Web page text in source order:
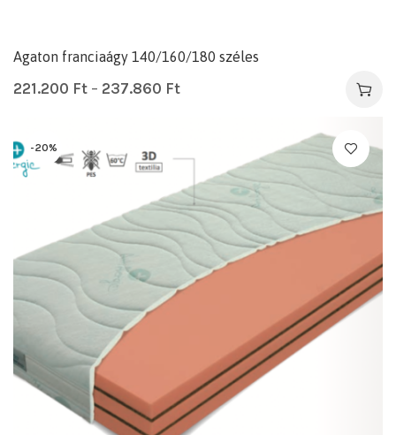
Agaton franciaágy 140/160/180 széles
221.200 Ft – 237.860 Ft
-20%